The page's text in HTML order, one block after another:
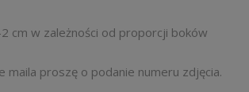
cm w zależności od proporcji boków
maila proszę o podanie numeru zdjęcia.